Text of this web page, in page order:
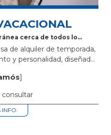
cerca de todos los
de alquiler de temporada,
y personalidad, diseñada
propiedad...
]
consultar
INFO.